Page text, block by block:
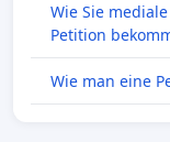
Wie Sie
Petition
Wie man eine